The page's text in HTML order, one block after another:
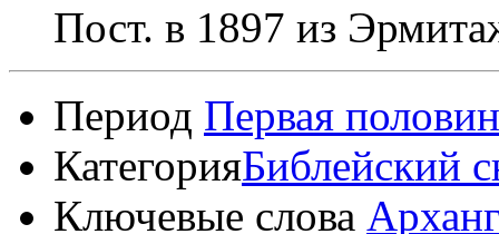
Пост. в 1897 из
Период Первая
КатегорияБиблейский
Ключевые слова